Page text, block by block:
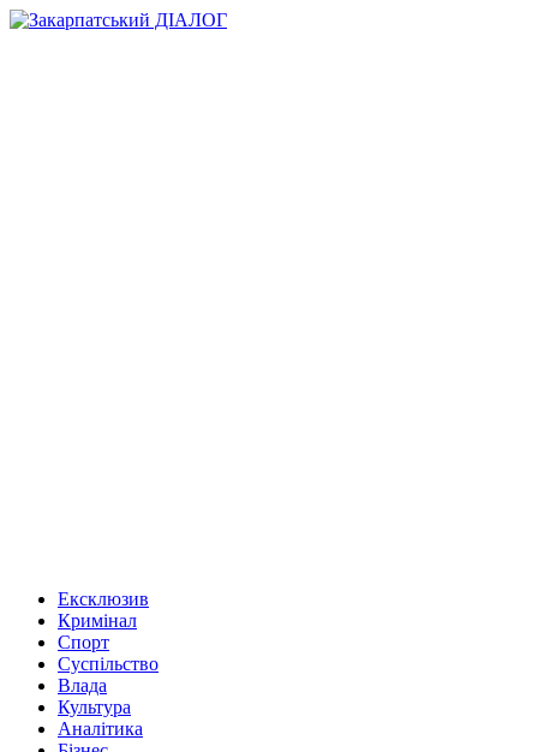
Ексклюзив
Кримінал
Спорт
Суспільство
Влада
Культура
Аналітика